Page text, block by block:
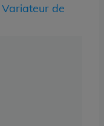
Variateur de